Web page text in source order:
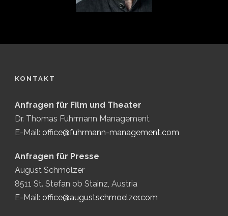
KONTAKT
Anfragen für Film und Theater
Dr. Thomas Fuhrmann Management
E-Mail: office@fuhrmann-management.com
Anfragen für Presse
August Schmölzer
8511 St. Stefan ob Stainz, Austria
E-Mail: office@augustschmoelzer.com